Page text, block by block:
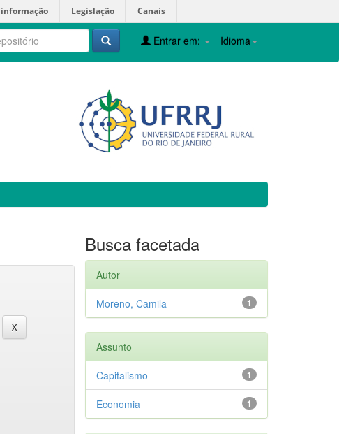
informação Legislação Canais
Idioma
Entrar em:
Busca facetada
Autor
1
Moreno, Camila
Assunto
1
Capitalismo
1
Economia